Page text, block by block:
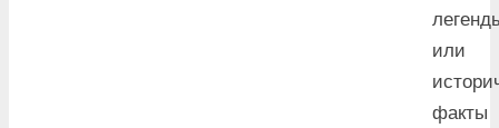
или
факты